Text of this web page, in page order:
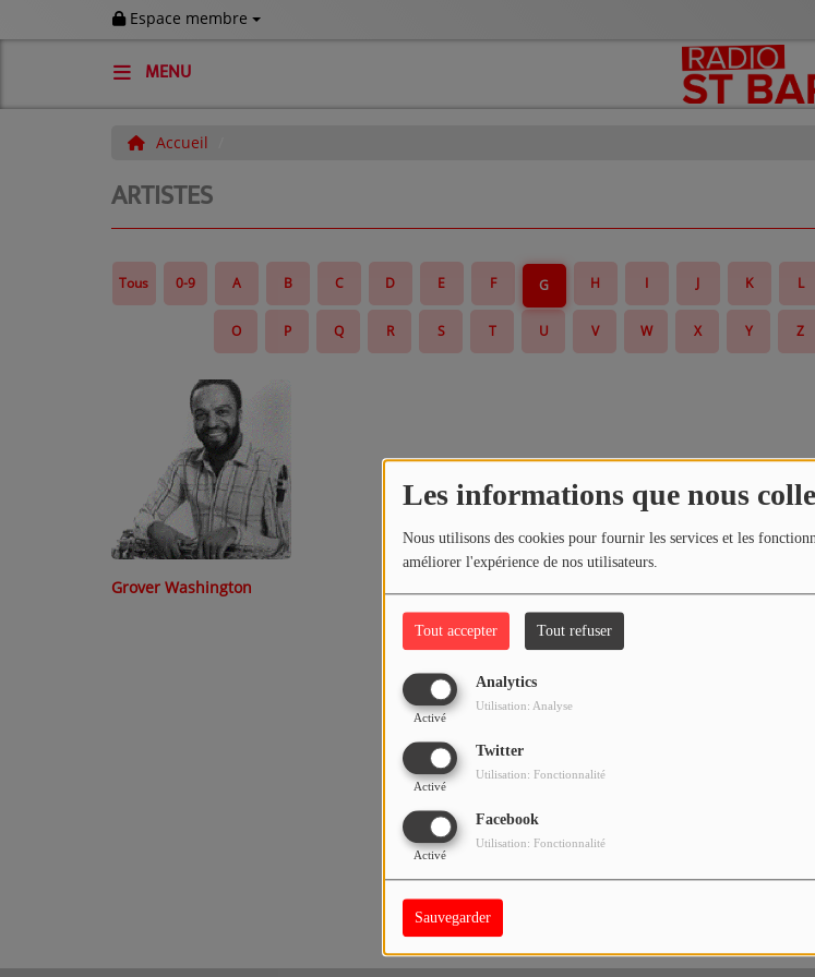
Les informations que nous
Nous utilisons des cookies pour fournir les services et les
améliorer l'expérience de nos utilisateurs.
Tout accepter Tout refuser
Analytics
Activé
Utilisation: Analyse
Twitter
Activé
Utilisation: Fonctionnalité
Facebook
Activé
Utilisation: Fonctionnalité
Sauvegarder
Espace membre
MENU
CONTACTS
AGENDA DE LA SEMAINE ET
LES ÉVENTS DE VOS ÎLES
Accueil
ARTISTES
Tous 0-9 A B C D E F G H I J K L
O P Q R S T U V W X Y Z
Grover Washington